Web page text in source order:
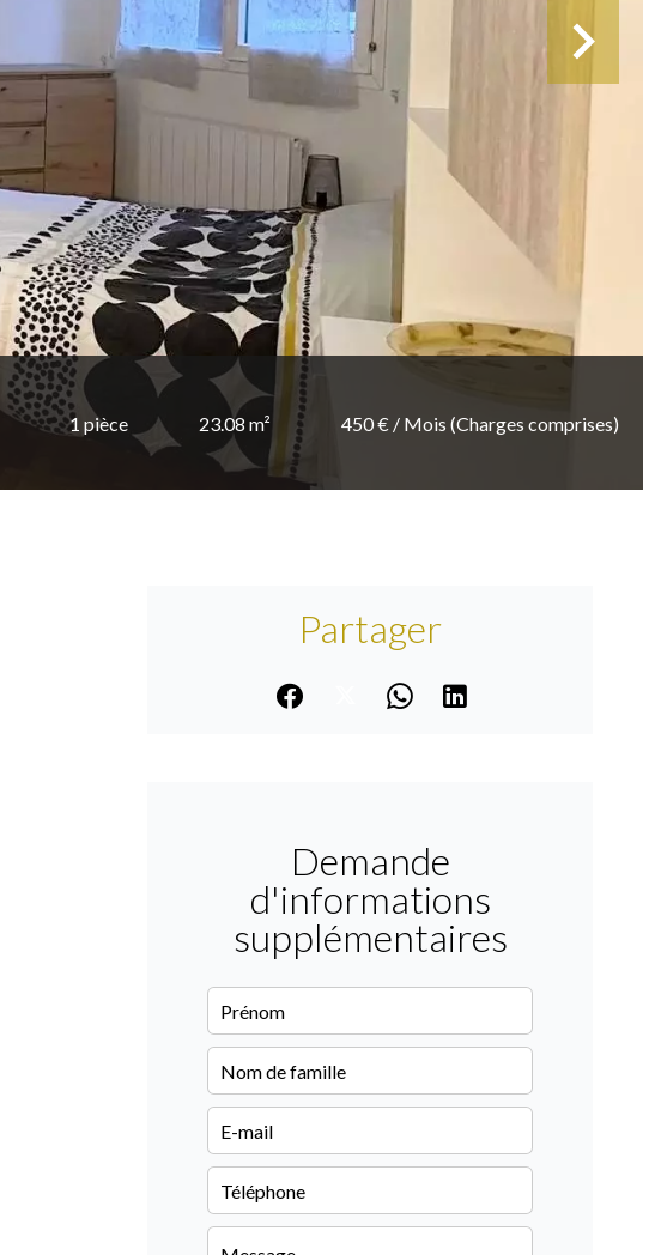
1 pièce 23.08 m² 450 € / Mois (Charges comprises)
Partager
Demande
d'informations
supplémentaires